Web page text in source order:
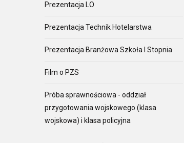
Prezentacja LO
Prezentacja Technik Hotelarstwa
Prezentacja Branżowa Szkoła I Stopnia
Film o PZS
Próba sprawnościowa - oddział
przygotowania wojskowego (klasa
wojskowa) i klasa policyjna